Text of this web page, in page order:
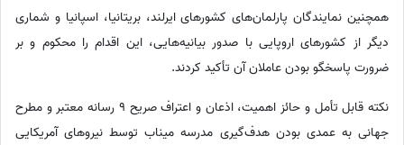
همچنین نمایندگان پارلمان‌های کشورهای ایرلند، بریتانیا، اسپانیا و شماری
دیگر از کشورهای اروپایی با صدور بیانیه‌هایی، این اقدام را محکوم و بر
ضرورت پاسخگو بودن عاملان آن تأکید کردند.
نکته قابل تأمل و حائز اهمیت، اذعان و اعتراف صریح 9 رسانه معتبر و مطرح
جهانی به عمدی بودن هدف‌گیری مدرسه میناب توسط نیروهای آمریکایی